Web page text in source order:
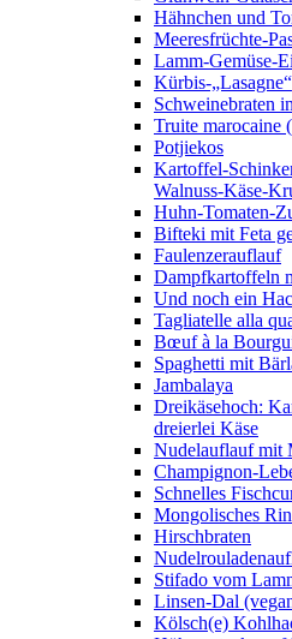
Hähnchen und
Meeresfrüchte-
Lamm-Gemüse-
Kürbis-„Lasagne“
Schweinebraten
Truite marocaine
Potjiekos
Kartoffel-
Walnuss-Käse-
Huhn-Tomaten-
Bifteki mit Feta
Faulenzerauflauf
Dampfkartoffeln
Und noch ein
Tagliatelle alla
Bœuf à la
Spaghetti mit
Jambalaya
Dreikäsehoch:
dreierlei Käse
Nudelauflauf mit
Champignon-
Schnelles
Mongolisches
Hirschbraten
Stifado vom
Linsen-Dal
Kölsch(e)